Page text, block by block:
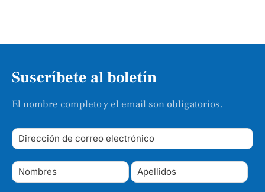
Suscríbete al boletín
El nombre completo y el email son obligatorios.